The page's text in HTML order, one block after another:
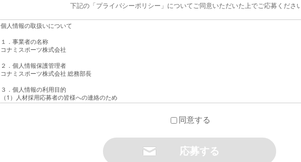
下記の「プライバシーポリシー」についてご同意いただいた上でご応募くださ
個人情報の取扱いについて
１．事業者の名称
コナミスポーツ株式会社
２．個人情報保護管理者
コナミスポーツ株式会社 総務部長
３．個人情報の利用目的
（1）人材採用応募者の皆様への連絡のため
（2）採用選考活動のため
ご本人の同意がある場合または法令に基づく場合を除き、今回ご入力いただく個人情報は第三者に提供しません
同意する